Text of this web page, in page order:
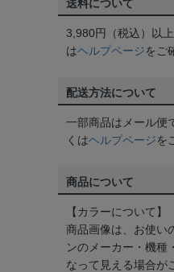
送料について
3,980円（税込）以
はヘルプページをご
配送方法について
一部商品はメール便
くはヘルプページを
商品について
【カラーについて】
商品画像は、お使い
ンのメーカー・機種
なって見える場合が